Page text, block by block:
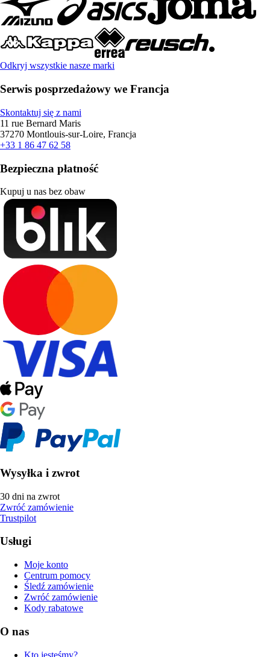
Odkryj wszystkie nasze marki
Serwis posprzedażowy we Francja
Skontaktuj się z nami
11 rue Bernard Maris
37270 Montlouis-sur-Loire, Francja
+33 1 86 47 62 58
Bezpieczna płatność
Kupuj u nas bez obaw
Wysyłka i zwrot
30 dni na zwrot
Zwróć zamówienie
Trustpilot
Usługi
Moje konto
Centrum pomocy
Śledź zamówienie
Zwróć zamówienie
Kody rabatowe
O nas
Kto jesteśmy?